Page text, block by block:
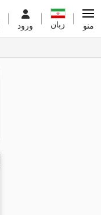
ورود زبان منو